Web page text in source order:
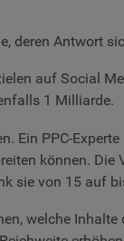
deren Antwort
auf Social
1 Milliarde.
Ein PPC-
können. Die
sie von 15 auf
welche